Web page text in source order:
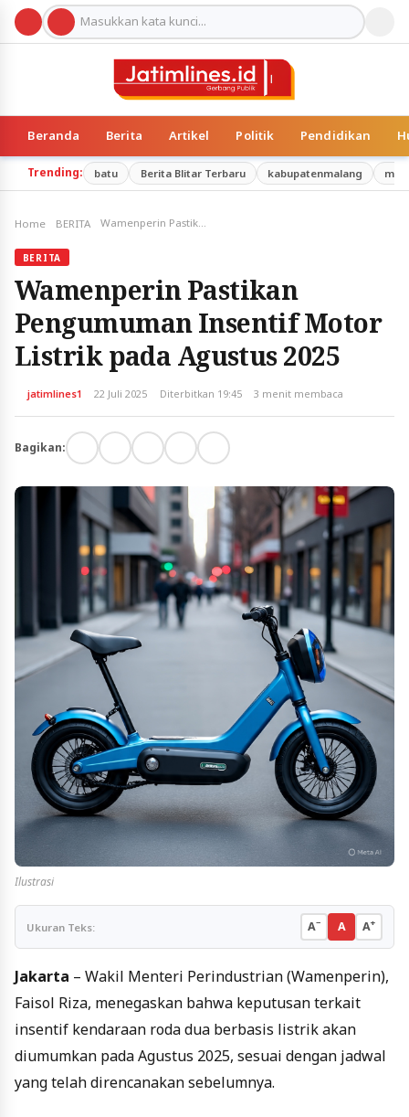
Beranda Berita Artikel Politik Pendidikan
Trending: batu Berita Blitar Terbaru kabupatenmalang
Home BERITA
BERITA
Wamenperin Pastikan
Pengumuman Insentif Motor
Listrik pada Agustus 2025
jatimlines1 22 Juli 2025 Diterbitkan 19:45 3 menit membaca
Bagikan:
Ilustrasi
Ukuran Teks: A− A A+
Jakarta – Wakil Menteri Perindustrian (Wamenperin),
Faisol Riza, menegaskan bahwa keputusan terkait
insentif kendaraan roda dua berbasis listrik akan
diumumkan pada Agustus 2025, sesuai dengan jadwal
yang telah direncanakan sebelumnya.